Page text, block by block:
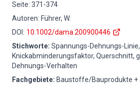
Seite: 371-374
Autoren: Führer, W.
DOI : 10.1002/dama.200900446
Stichworte: Spannungs-Dehnungs-
Knickabminderungsfaktor, Querschnitt,
Dehnungs-Verhalten
Fachgebiete: Baustoffe/Bauprodukte +